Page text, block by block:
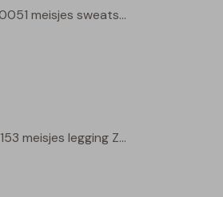
3310407 W20051 meisjes sweatshirt Petrol
3310218 W20153 meisjes legging Zwart